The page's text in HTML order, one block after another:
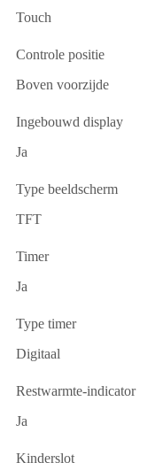
Touch
Controle positie
Boven voorzijde
Ingebouwd display
Ja
Type beeldscherm
TFT
Timer
Ja
Type timer
Digitaal
Restwarmte-indicator
Ja
Kinderslot